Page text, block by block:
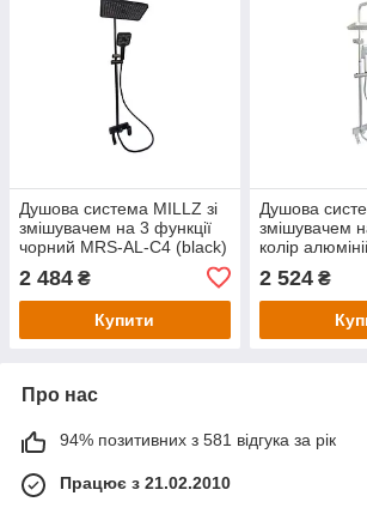
Душова система MILLZ зі
змішувачем на 3 функції
чорний MRS-AL-C4 (black)
2 484 ₴
Купити
Душова
змішувачем
колір
2 524₴
Про нас
94% позитивних з 581 відгука за рік
Працює з 21.02.2010